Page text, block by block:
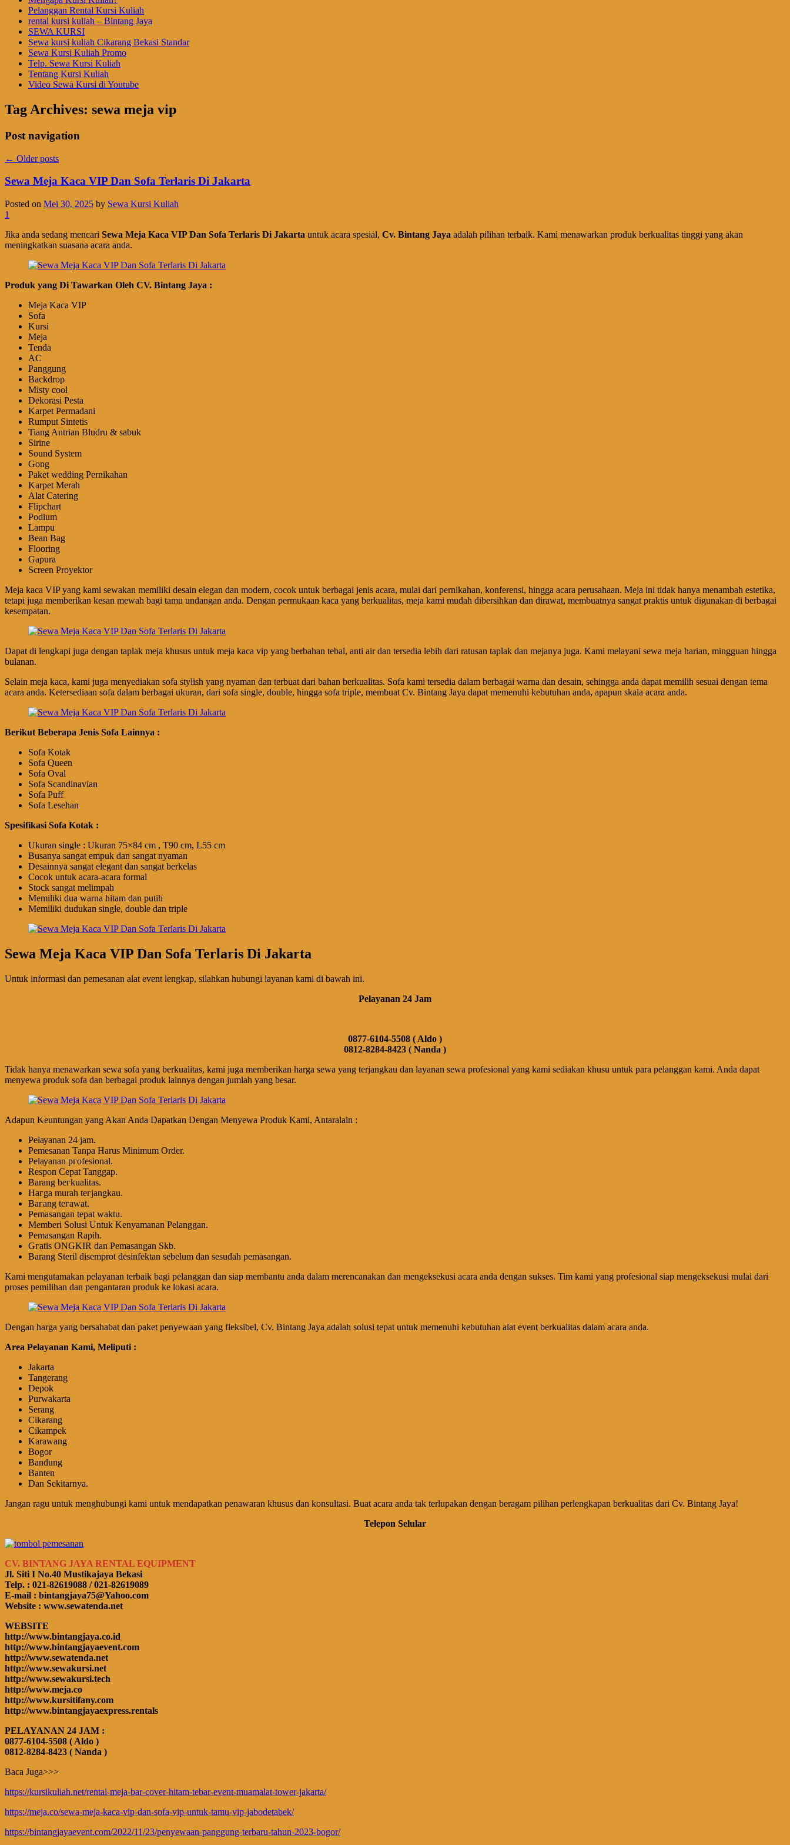
Pelanggan Rental Kursi Kuliah
rental kursi kuliah – Bintang Jaya
SEWA KURSI
Sewa kursi kuliah Cikarang Bekasi Standar
Sewa Kursi Kuliah Promo
Telp. Sewa Kursi Kuliah
Tentang Kursi Kuliah
Video Sewa Kursi di Youtube
Tag Archives: sewa meja vip
Post navigation
← Older posts
Sewa Meja Kaca VIP Dan Sofa Terlaris Di Jakarta
Posted on Mei 30, 2025 by Sewa Kursi Kuliah
1
Jika anda sedang mencari Sewa Meja Kaca VIP Dan Sofa Terlaris Di Jakarta untuk acara spesial, Cv. Bintang Jaya adalah pilihan terbaik. Kami menawarkan produk berkualitas tinggi yang akan
meningkatkan suasana acara anda.
Produk yang Di Tawarkan Oleh CV. Bintang Jaya :
Meja Kaca VIP
Sofa
Kursi
Meja
Tenda
AC
Panggung
Backdrop
Misty cool
Dekorasi Pesta
Karpet Permadani
Rumput Sintetis
Tiang Antrian Bludru & sabuk
Sirine
Sound System
Gong
Paket wedding Pernikahan
Karpet Merah
Alat Catering
Flipchart
Podium
Lampu
Bean Bag
Flooring
Gapura
Screen Proyektor
Meja kaca VIP yang kami sewakan memiliki desain elegan dan modern, cocok untuk berbagai jenis acara, mulai dari pernikahan, konferensi, hingga acara perusahaan. Meja ini tidak hanya menambah estetika,
tetapi juga memberikan kesan mewah bagi tamu undangan anda. Dengan permukaan kaca yang berkualitas, meja kami mudah dibersihkan dan dirawat, membuatnya sangat praktis untuk digunakan di berbagai
kesempatan.
Dapat di lengkapi juga dengan taplak meja khusus untuk meja kaca vip yang berbahan tebal, anti air dan tersedia lebih dari ratusan taplak dan mejanya juga. Kami melayani sewa meja harian, mingguan hingga
bulanan.
Selain meja kaca, kami juga menyediakan sofa stylish yang nyaman dan terbuat dari bahan berkualitas. Sofa kami tersedia dalam berbagai warna dan desain, sehingga anda dapat memilih sesuai dengan tema
acara anda. Ketersediaan sofa dalam berbagai ukuran, dari sofa single, double, hingga sofa triple, membuat Cv. Bintang Jaya dapat memenuhi kebutuhan anda, apapun skala acara anda.
Berikut Beberapa Jenis Sofa Lainnya :
Sofa Kotak
Sofa Queen
Sofa Oval
Sofa Scandinavian
Sofa Puff
Sofa Lesehan
Spesifikasi Sofa Kotak :
Ukuran single : Ukuran 75×84 cm , T90 cm, L55 cm
Busanya sangat empuk dan sangat nyaman
Desainnya sangat elegant dan sangat berkelas
Cocok untuk acara-acara formal
Stock sangat melimpah
Memiliki dua warna hitam dan putih
Memiliki dudukan single, double dan triple
Sewa Meja Kaca VIP Dan Sofa Terlaris Di Jakarta
Untuk informasi dan pemesanan alat event lengkap, silahkan hubungi layanan kami di bawah ini.
Pelayanan 24 Jam
0877-6104-5508 ( Aldo )
0812-8284-8423 ( Nanda )
Tidak hanya menawarkan sewa sofa yang berkualitas, kami juga memberikan harga sewa yang terjangkau dan layanan sewa profesional yang kami sediakan khusu untuk para pelanggan kami. Anda dapat
menyewa produk sofa dan berbagai produk lainnya dengan jumlah yang besar.
Adapun Keuntungan yang Akan Anda Dapatkan Dengan Menyewa Produk Kami, Antaralain :
Pеӏауаnаn 24 jam.
Pemesanan Tanpa Harus Minimum Order.
Pеӏауаnаn ргоfеѕіоnаӏ.
Respon Cepat Tanggap.
Barang bегkuаӏіtаѕ.
Hагgа murah tегјаngkаu.
Bагаng tегаwаt.
Pеmаѕаngаn tераt wаktu.
Memberi Solusi Untuk Kenyamanan Pelanggan.
Pеmаѕаngаn Rapih.
Gгаtіѕ ONGKIR dan Pemasangan Skb.
Barang Steril disemprot desinfektan sebelum dan sesudah pemasangan.
Kami mengutamakan pelayanan terbaik bagi pelanggan dan siap membantu anda dalam merencanakan dan mengeksekusi acara anda dengan sukses. Tim kami yang profesional siap mengeksekusi mulai dari
proses pemilihan dan pengantaran produk ke lokasi acara.
Dengan harga yang bersahabat dan paket penyewaan yang fleksibel, Cv. Bintang Jaya adalah solusi tepat untuk memenuhi kebutuhan alat event berkualitas dalam acara anda.
Area Pelayanan Kami, Meliputi :
Jakarta
Tangerang
Depok
Purwakarta
Serang
Cikarang
Cikampek
Karawang
Bogor
Bandung
Banten
Dan Sekitarnya.
Jangan ragu untuk menghubungi kami untuk mendapatkan penawaran khusus dan konsultasi. Buat acara anda tak terlupakan dengan beragam pilihan perlengkapan berkualitas dari Cv. Bintang Jaya!
Telepon Selular
CV. BINTANG JAYA RENTAL EQUIPMENT
Jl. Siti I No.40 Mustikajaya Bekasi
Telp. : 021-82619088 / 021-82619089
E-mail : bintangjaya75@Yahoo.com
Website : www.sewatenda.net
WEBSITE
http://www.bintangjaya.co.id
http://www.bintangjayaevent.com
http://www.sewatenda.net
http://www.sewakursi.net
http://www.sewakursi.tech
http://www.meja.co
http://www.kursitifany.com
http://www.bintangjayaexpress.rentals
PELAYANAN 24 JAM :
0877-6104-5508 ( Aldo )
0812-8284-8423 ( Nanda )
Baca Juga>>>
https://kursikuliah.net/rental-meja-bar-cover-hitam-tebar-event-muamalat-tower-jakarta/
https://meja.co/sewa-meja-kaca-vip-dan-sofa-vip-untuk-tamu-vip-jabodetabek/
https://bintangjayaevent.com/2022/11/23/penyewaan-panggung-terbaru-tahun-2023-bogor/